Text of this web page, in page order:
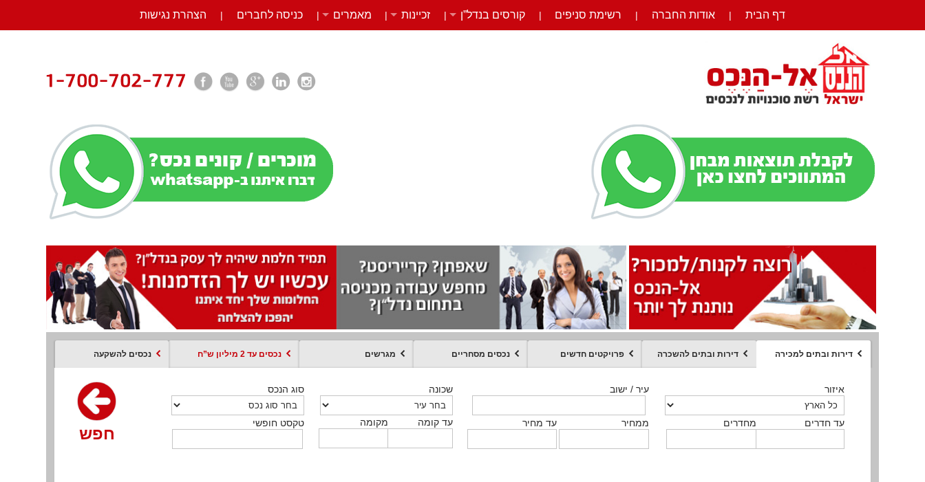
דף הבית | אודות החברה | רשימת סניפים | קורסים בנדל”ן | זכיינות | מאמרים | כניסה לחברים | הצהרת נגישות
דירות ובתים למכירה דירות ובתים להשכרה פרויקטים חדשים נכסים מסחריים מגרשים נכסים עד 2 מיליון ש”ח נכסים להשקעה
איזור
מחדרים עד חדרים
עיר / ישוב
ממחיר עד מחיר
שכונה
מקומה עד קומה
סוג הנכס
טקסט חופשי
חפש
איזור
מחדרים עד חדרים
עיר / ישוב
ממחיר עד מחיר
שכונה
מקומה עד קומה
סוג הנכס
טקסט חופשי
חפש
איזור
מחדרים עד חדרים
עיר / ישוב
ממחיר עד מחיר
שכונה
מקומה עד קומה
סוג הנכס
טקסט חופשי
חפש
איזור
סוג הנכס
עיר / ישוב
ממחיר עד מחיר
שכונה
מקומה עד קומה
סוג עסקה
טקסט חופשי
חפש
סוג הנכס ממחיר מקומה
חפש
איזור
מחדרים עד חדרים
עיר / ישוב
מקומה עד קומה
שכונה
טקסט חופשי
סוג הנכס
חפש
איזור
סוג הנכס
עיר / ישוב
ממחיר עד מחיר
שכונה
מקומה עד קומה
טקסט חופשי
חפש